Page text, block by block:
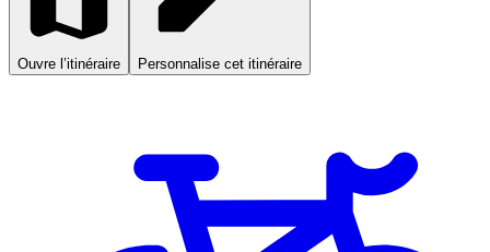
Ouvre l’itinéraire Personnalise cet itinéraire